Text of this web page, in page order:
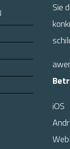
Sie
iOS